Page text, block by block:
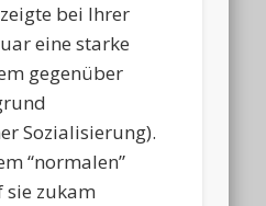
bei Ihrer
eine starke
gegenüber
Sozialisierung).
“normalen”
zukam